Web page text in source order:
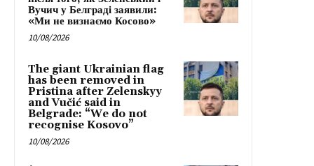
Вучич у Белграді заявили:
«Ми не визнаємо Косово»
10/08/2026
The giant Ukrainian flag
has been removed in
Pristina after Zelenskyy
and Vučić said in
Belgrade: “We do not
recognise Kosovo”
10/08/2026